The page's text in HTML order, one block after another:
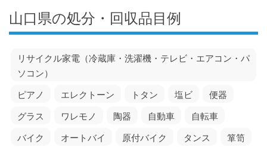
山口県の処分・回収品目例
リサイクル家電（冷蔵庫・洗濯機・テレビ・エアコン・パ
ソコン）
ピアノ エレクトーン トタン 塩ビ 便器
グラス ワレモノ 陶器 自動車 自転車
バイク オートバイ 原付バイク タンス 箪笥